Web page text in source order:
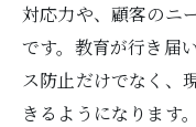
対応力や、顧客のニ
です。教育が行き届
ス防止だけでなく、
きるようになります。